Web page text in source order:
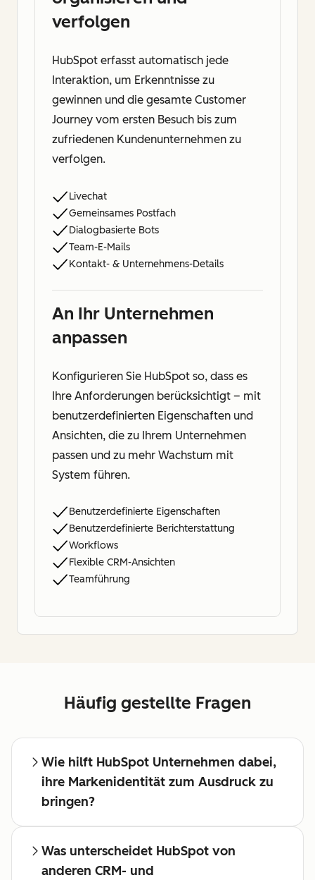
verfolgen
HubSpot erfasst automatisch jede
Interaktion, um Erkenntnisse zu
gewinnen und die gesamte Customer
Journey vom ersten Besuch bis zum
zufriedenen Kundenunternehmen zu
verfolgen.
Livechat
Gemeinsames Postfach
Dialogbasierte Bots
Team-E-Mails
Kontakt- & Unternehmens-Details
An Ihr Unternehmen
anpassen
Konfigurieren Sie HubSpot so, dass es
Ihre Anforderungen berücksichtigt – mit
benutzerdefinierten Eigenschaften und
Ansichten, die zu Ihrem Unternehmen
passen und zu mehr Wachstum mit
System führen.
Benutzerdefinierte Eigenschaften
Benutzerdefinierte Berichterstattung
Workflows
Flexible CRM-Ansichten
Teamführung
Häufig gestellte Fragen
Wie hilft HubSpot Unternehmen dabei,
ihre Markenidentität zum Ausdruck zu
bringen?
Was unterscheidet HubSpot von
anderen CRM- und